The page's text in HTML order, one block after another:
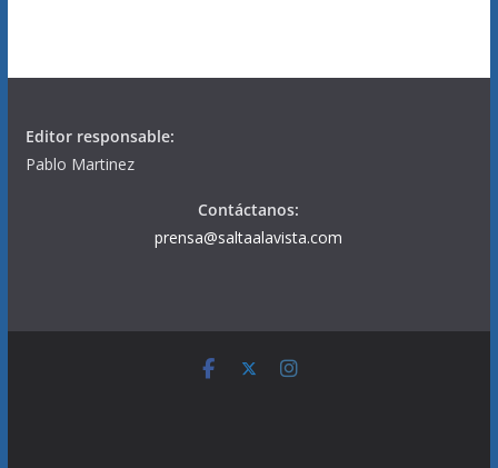
Editor responsable:
Pablo Martinez
Contáctanos:
prensa@saltaalavista.com